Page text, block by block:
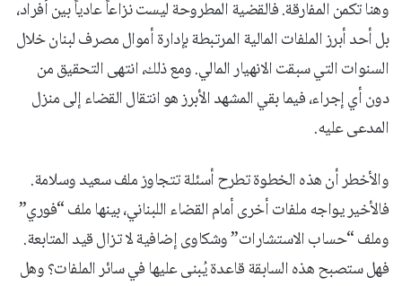
وهنا تكمن المفارقة. فالقضية المطروحة ليست نزاعاً عادياً بين أفراد،
بل أحد أبرز الملفات المالية المرتبطة بإدارة أموال مصرف لبنان خلال
السنوات التي سبقت الانهيار المالي. ومع ذلك، انتهى التحقيق من
دون أي إجراء، فيما بقي المشهد الأبرز هو انتقال القضاء إلى منزل
المدعى عليه.
والأخطر أن هذه الخطوة تطرح أسئلة تتجاوز ملف سعيد وسلامة.
فالأخير يواجه ملفات أخرى أمام القضاء اللبناني، بينها ملف “فوري”
وملف “حساب الاستشارات” وشكاوى إضافية لا تزال قيد المتابعة.
فهل ستصبح هذه السابقة قاعدة يُبنى عليها في سائر الملفات؟ وهل